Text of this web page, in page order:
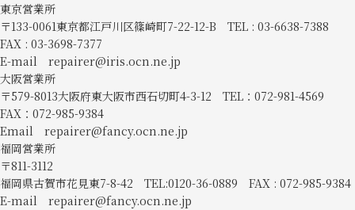
東京営業所
〒133-0061東京都江戸川区篠崎町7-22-12-B TEL : 03-6638-7388
FAX : 03-3698-7377
E-mail repairer@iris.ocn.ne.jp
大阪営業所
〒579-8013大阪府東大阪市西石切町4-3-12 TEL：072-981-4569
FAX：072-985-9384
Email repairer@fancy.ocn.ne.jp
福岡営業所
〒811-3112
福岡県古賀市花見東7-8-42 TEL:0120-36-0889 FAX : 072-985-9384
E-mail repairer@fancy.ocn.ne.jp